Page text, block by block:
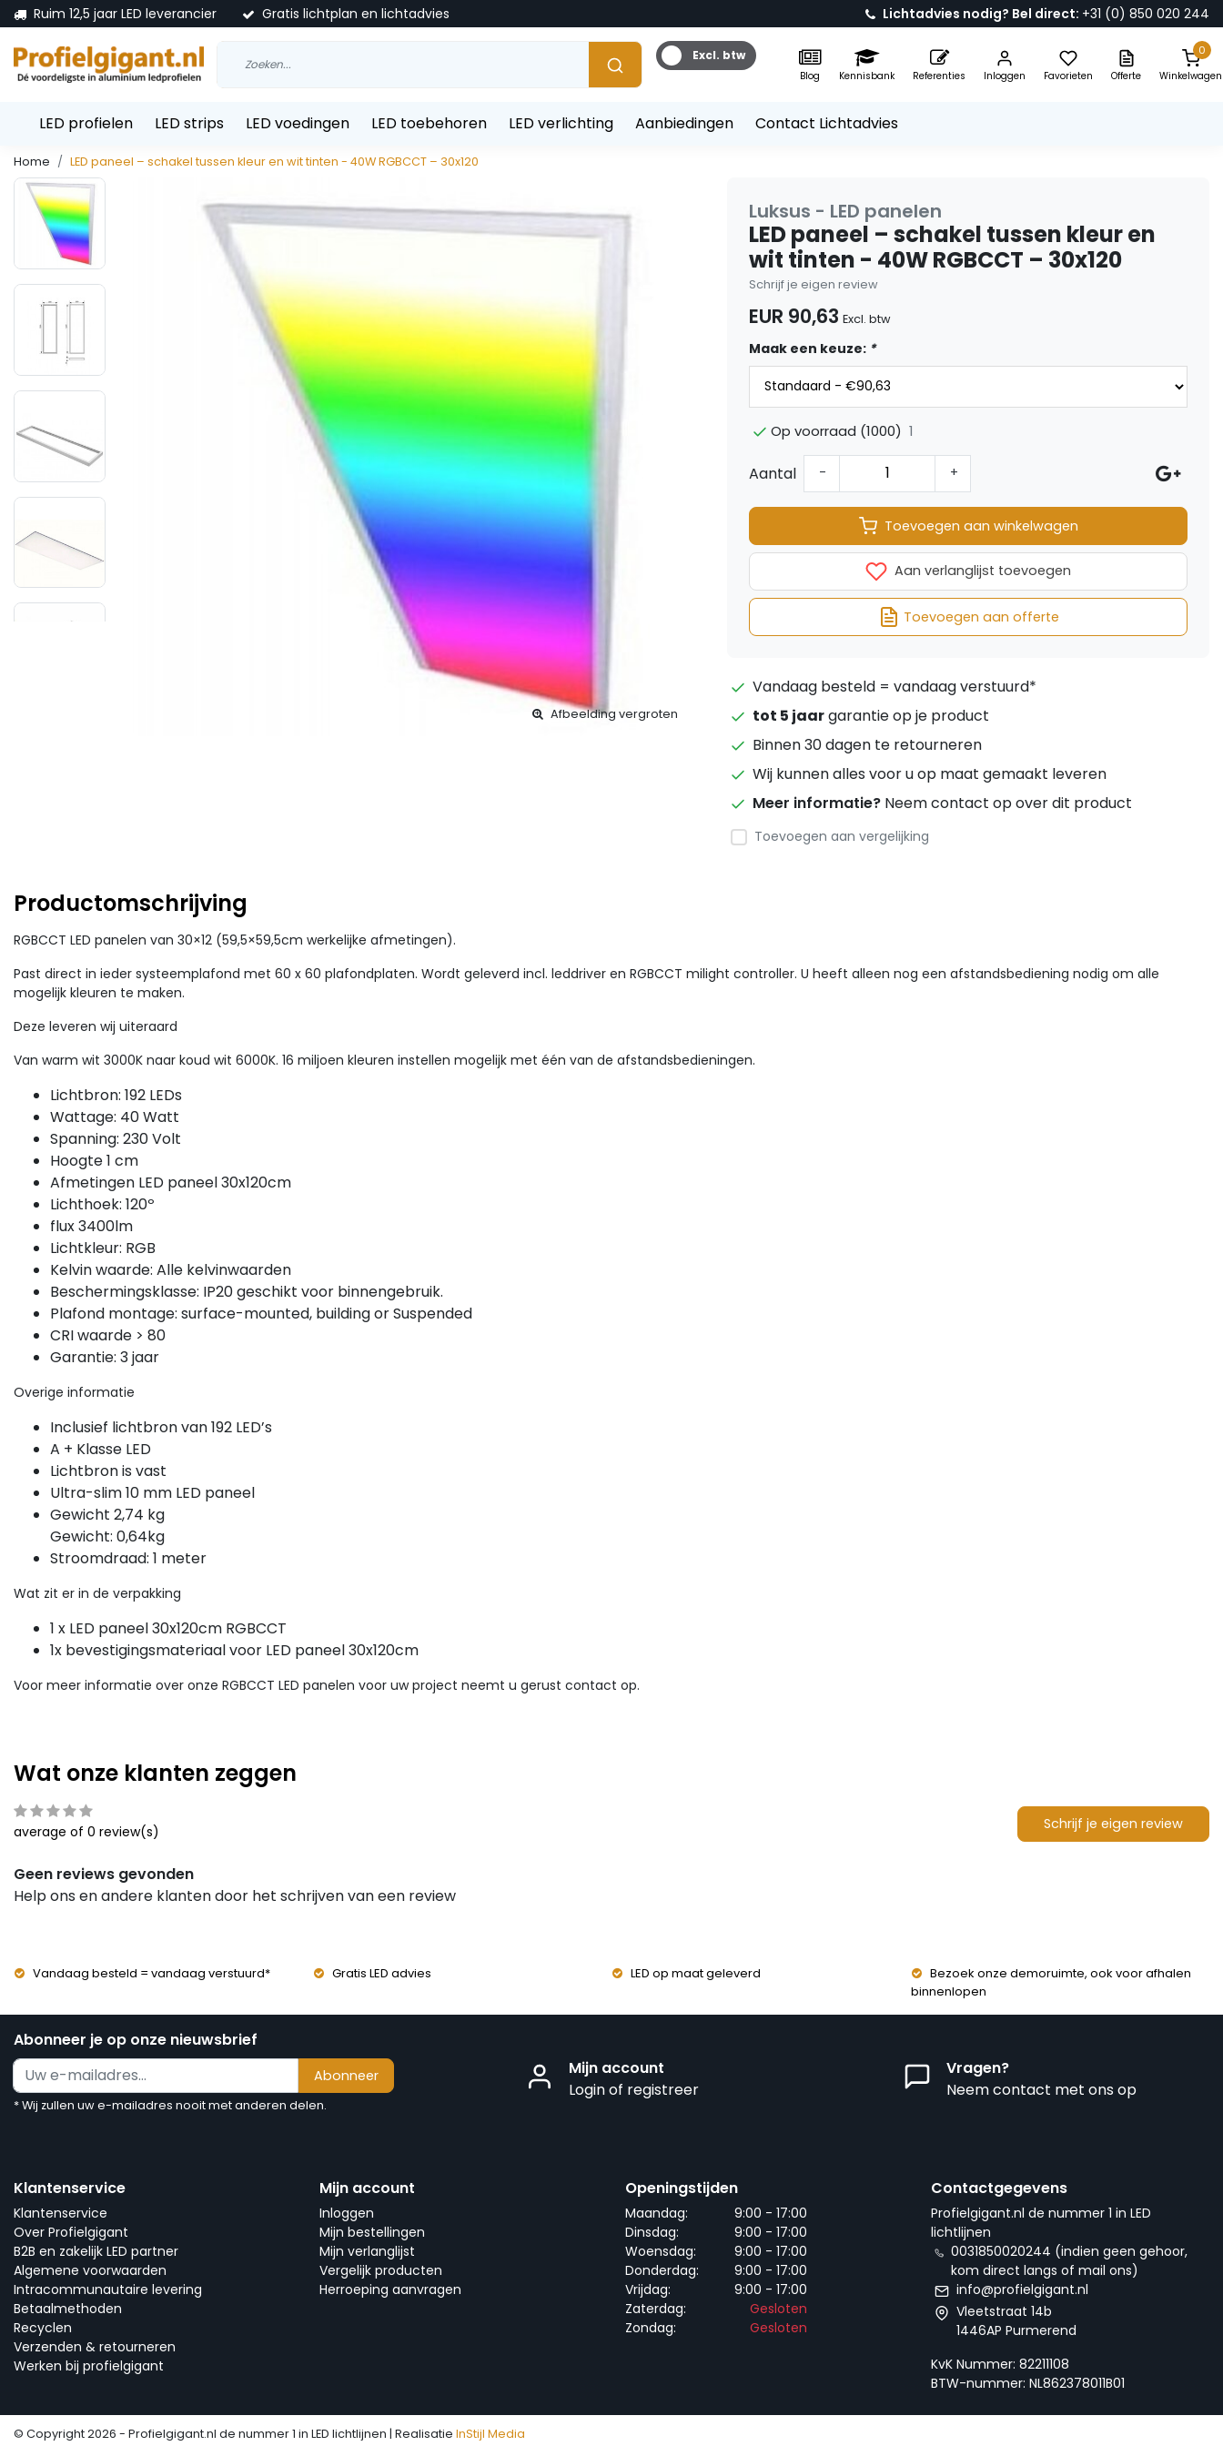
Ruim 12,5 jaar LED leverancier Gratis lichtplan en lichtadvies Lichtadvies nodig? Bel direct: +31 (0) 850 020 244
Excl. btw
Blog Kennisbank Referenties Inloggen Favorieten Offerte
0
Winkelwagen
LED profielen LED strips LED voedingen LED toebehoren LED verlichting Aanbiedingen Contact Lichtadvies
Home LED paneel – schakel tussen kleur en wit tinten - 40W RGBCCT – 30x120
Afbeelding vergroten
Luksus - LED panelen
LED paneel – schakel tussen kleur en
wit tinten - 40W RGBCCT – 30x120
Schrijf je eigen review
EUR 90,63 Excl. btw
Maak een keuze: *
Op voorraad (1000) 1
Aantal - +
Toevoegen aan winkelwagen
Aan verlanglijst toevoegen
Toevoegen aan offerte
Vandaag besteld = vandaag verstuurd*
tot 5 jaargarantie op je product
Binnen 30 dagen te retourneren
Wij kunnen alles voor u op maat gemaakt leveren
Meer informatie? Neem contact op over dit product
Toevoegen aan vergelijking
Productomschrijving
RGBCCT LED panelen van 30×12 (59,5×59,5cm werkelijke afmetingen).
Past direct in ieder systeemplafond met 60 x 60 plafondplaten. Wordt geleverd incl. leddriver en RGBCCT milight controller. U heeft alleen nog een afstandsbediening nodig om alle
mogelijk kleuren te maken.
Deze leveren wij uiteraard
Van warm wit 3000K naar koud wit 6000K. 16 miljoen kleuren instellen mogelijk met één van de afstandsbedieningen.
Lichtbron: 192 LEDs
Wattage: 40 Watt
Spanning: 230 Volt
Hoogte 1 cm
Afmetingen LED paneel 30x120cm
Lichthoek: 120º
flux 3400lm
Lichtkleur: RGB
Kelvin waarde: Alle kelvinwaarden
Beschermingsklasse: IP20 geschikt voor binnengebruik.
Plafond montage: surface-mounted, building or Suspended
CRI waarde > 80
Garantie: 3 jaar
Overige informatie
Inclusief lichtbron van 192 LED’s
A + Klasse LED
Lichtbron is vast
Ultra-slim 10 mm LED paneel
Gewicht 2,74 kg
Gewicht: 0,64kg
Stroomdraad: 1 meter
Wat zit er in de verpakking
1 x LED paneel 30x120cm RGBCCT
1x bevestigingsmateriaal voor LED paneel 30x120cm
Voor meer informatie over onze RGBCCT LED panelen voor uw project neemt u gerust contact op.
Wat onze klanten zeggen
average of 0 review(s) Schrijf je eigen review
Geen reviews gevonden
Help ons en andere klanten door het schrijven van een review
Vandaag besteld = vandaag verstuurd* Gratis LED advies LED op maat geleverd
Bezoek onze demoruimte, ook voor afhalen
binnenlopen
Abonneer je op onze nieuwsbrief
Abonneer
* Wij zullen uw e-mailadres nooit met anderen delen.
Mijn account
Login of registreer
Vragen?
Neem contact met ons op
Klantenservice
Klantenservice
Over Profielgigant
B2B en zakelijk LED partner
Algemene voorwaarden
Intracommunautaire levering
Betaalmethoden
Recyclen
Verzenden & retourneren
Werken bij profielgigant
Mijn account
Inloggen
Mijn bestellingen
Mijn verlanglijst
Vergelijk producten
Herroeping aanvragen
Openingstijden
Maandag:
9:00 - 17:00
Dinsdag:
9:00 - 17:00
Woensdag:
9:00 - 17:00
Donderdag:
9:00 - 17:00
Vrijdag:
9:00 - 17:00
Zaterdag:
Gesloten
Zondag:
Gesloten
Contactgegevens
Profielgigant.nl de nummer 1 in LED
lichtlijnen
0031850020244 (indien geen gehoor,
kom direct langs of mail ons)
info@profielgigant.nl
Vleetstraat 14b
1446AP Purmerend
KvK Nummer: 82211108
BTW-nummer: NL862378011B01
© Copyright 2026 - Profielgigant.nl de nummer 1 in LED lichtlijnen | Realisatie InStijl Media